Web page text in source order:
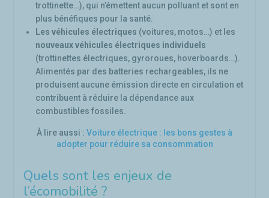
trottinette…), qui n’émettent aucun polluant et sont en
plus bénéfiques pour la santé.
Les véhicules électriques (voitures, motos…) et les
nouveaux véhicules électriques individuels
(trottinettes électriques, gyroroues, hoverboards…).
Alimentés par des batteries rechargeables, ils ne
produisent aucune émission directe en circulation et
contribuent à réduire la dépendance aux
combustibles fossiles.
À lire aussi : Voiture électrique : les bons gestes à
adopter pour réduire sa consommation
Quels sont les enjeux de
l’écomobilité ?